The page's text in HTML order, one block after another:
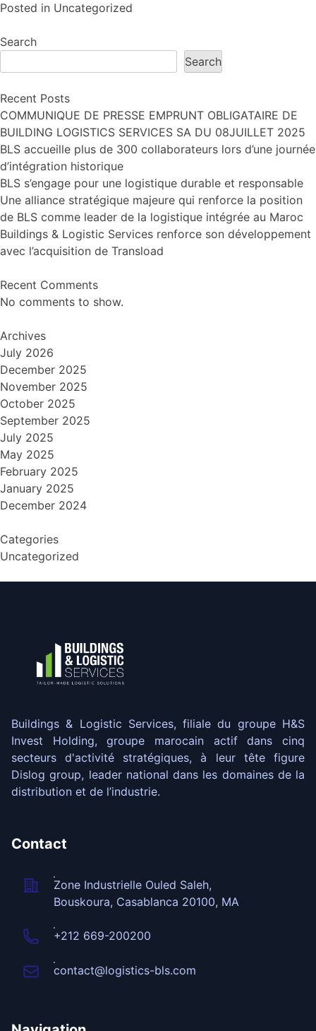
Posted in Uncategorized
Search
Search
Recent Posts
COMMUNIQUE DE PRESSE EMPRUNT OBLIGATAIRE DE
BUILDING LOGISTICS SERVICES SA DU 08JUILLET 2025
BLS accueille plus de 300 collaborateurs lors d’une journée
d’intégration historique
BLS s’engage pour une logistique durable et responsable
Une alliance stratégique majeure qui renforce la position
de BLS comme leader de la logistique intégrée au Maroc
Buildings & Logistic Services renforce son développement
avec l’acquisition de Transload
Recent Comments
No comments to show.
Archives
July 2026
December 2025
November 2025
October 2025
September 2025
July 2025
May 2025
February 2025
January 2025
December 2024
Categories
Uncategorized
Buildings & Logistic Services, filiale du groupe H&S
Invest Holding, groupe marocain actif dans cinq
secteurs d'activité stratégiques, à leur tête figure
Dislog group, leader national dans les domaines de la
distribution et de l’industrie.
Contact
Zone Industrielle Ouled Saleh,
Bouskoura, Casablanca 20100, MA
+212 669-200200
contact@logistics-bls.com